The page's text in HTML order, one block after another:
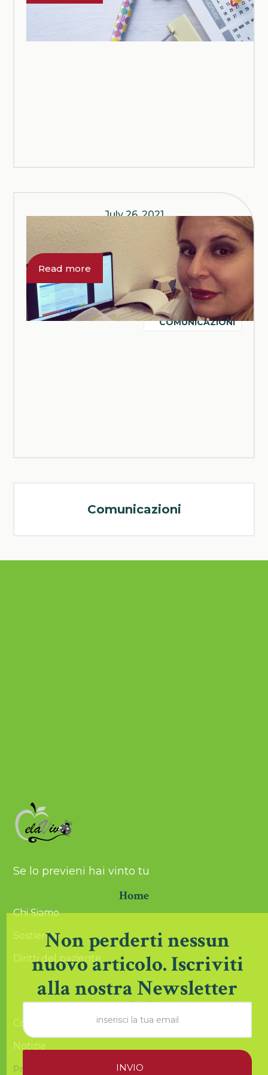
fare prevenzione.
COMUNICAZIONI
July 26, 2021
Intervista ai futuri pazienti
Eupati
Tra gli intervistati anche il nostro
Presidente Claudia
Read more
COMUNICAZIONI
Comunicazioni
Se lo previeni hai vinto tu
Home
Chi Siamo
Sostienici
Diritti del paziente
Articoli
Comunicazioni
Notizie
Prevenzione
Non perderti nessun
nuovo articolo. Iscriviti
alla nostra Newsletter